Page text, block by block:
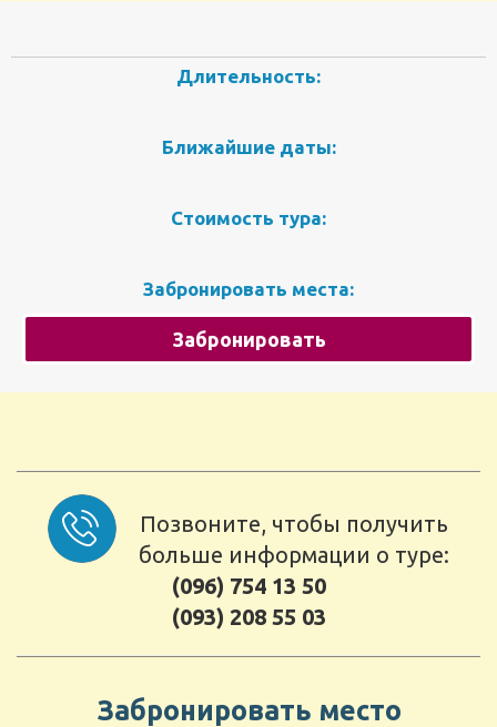
Длительность:
Ближайшие даты:
Стоимость тура:
Забронировать места:
Забронировать
Позвоните, чтобы получить
больше информации о туре:
(096) 754 13 50
(093) 208 55 03
Забронировать место